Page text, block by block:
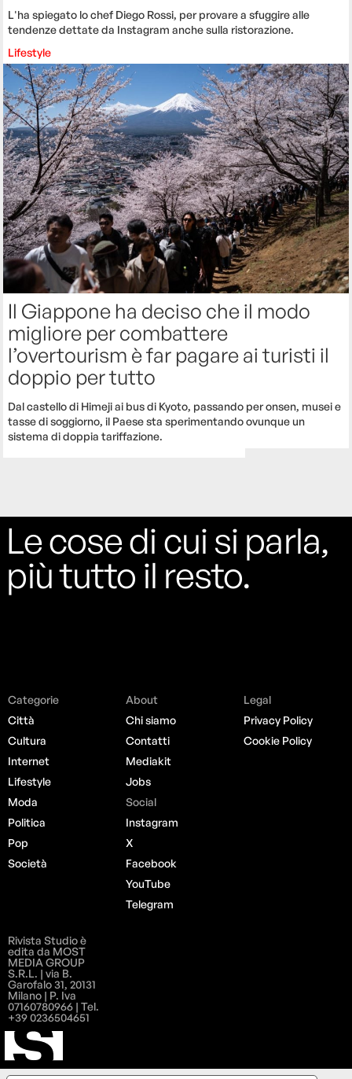
L'ha spiegato lo chef Diego Rossi, per provare a sfuggire alle
tendenze dettate da Instagram anche sulla ristorazione.
Lifestyle
Il Giappone ha deciso che il modo
migliore per combattere
l’overtourism è far pagare ai turisti il
doppio per tutto
Dal castello di Himeji ai bus di Kyoto, passando per onsen, musei e
tasse di soggiorno, il Paese sta sperimentando ovunque un
sistema di doppia tariffazione.
Le cose di cui si parla,
più tutto il resto.
Categorie
Città
Cultura
Internet
Lifestyle
Moda
Politica
Pop
Società
About
Chi siamo
Contatti
Mediakit
Jobs
Social
Instagram
X
Facebook
YouTube
Telegram
Legal
Privacy Policy
Cookie Policy
Rivista Studio è
edita da MOST
MEDIA GROUP
S.R.L. | via B.
Garofalo 31, 20131
Milano | P. Iva
07160780966 | Tel.
+39 0236504651